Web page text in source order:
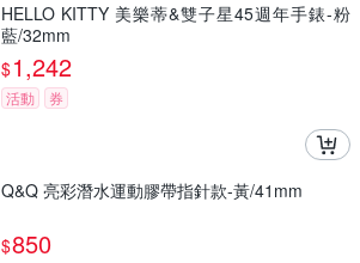
HELLO KITTY 美樂蒂&雙子星45週年手錶-粉
藍/32mm
$1,242
活動 券
Q&Q 亮彩潛水運動膠帶指針款-黃/41mm
$850